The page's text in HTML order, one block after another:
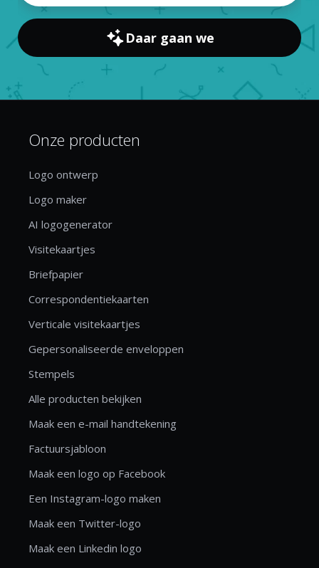
Daar gaan we
Onze producten
Logo ontwerp
Logo maker
AI logogenerator
Visitekaartjes
Briefpapier
Correspondentiekaarten
Verticale visitekaartjes
Gepersonaliseerde enveloppen
Stempels
Alle producten bekijken
Maak een e-mail handtekening
Factuursjabloon
Maak een logo op Facebook
Een Instagram-logo maken
Maak een Twitter-logo
Maak een Linkedin logo